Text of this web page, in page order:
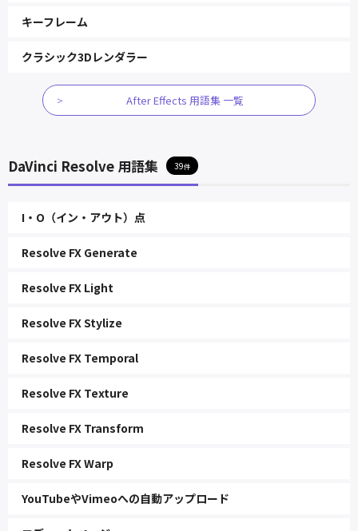
キーフレーム
クラシック3Dレンダラー
After Effects 用語集 一覧
DaVinci Resolve 用語集 39
I・O（イン・アウト）点
Resolve FX Generate
Resolve FX Light
Resolve FX Stylize
Resolve FX Temporal
Resolve FX Texture
Resolve FX Transform
Resolve FX Warp
YouTubeやVimeoへの自動アップロード